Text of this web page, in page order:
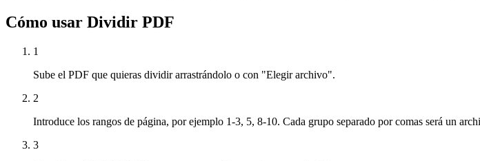
Cómo usar Dividir PDF
1
Sube el PDF que quieras dividir arrastrándolo o con "Elegir archivo".
2
Introduce los rangos de página, por ejemplo 1-3, 5, 8-10. Cada grupo separado por comas será un
3